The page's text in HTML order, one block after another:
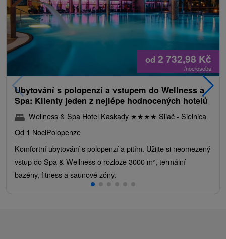
od 2 732,98 Kč
/noc/osoba
Ubytování s polopenzí a vstupem do Wellness a
Spa: Klienty jeden z nejlépe hodnocených hotelů
Wellness & Spa Hotel Kaskady ★★★★ Sliač - Sielnica
Od 1 NociPolopenze
Komfortní ubytování s polopenzí a pitím. Užijte si neomezený
vstup do Spa & Wellness o rozloze 3000 m², termální
bazény, fitness a saunové zóny.